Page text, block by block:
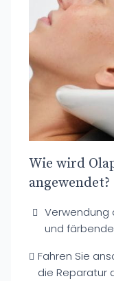
Wie wird
angewendet?
Verwendung
und
Fahren Sie
die Reparatur